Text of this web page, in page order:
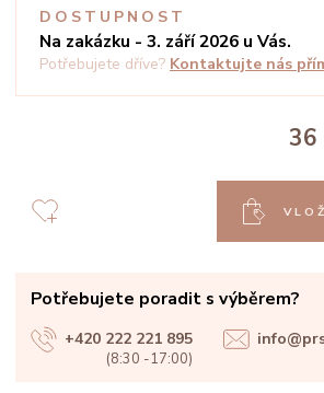
DOSTUPNOST
Na zakázku - 3. září 2026 u Vás.
Potřebujete dříve? Kontaktujte nás
36
Potřebujete poradit s výběrem?
+420 222 221 895
(8:30 -17:00)